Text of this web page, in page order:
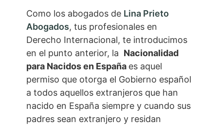
Como los abogados de Lina Prieto
Abogados, tus profesionales en
Derecho Internacional, te introducimos
en el punto anterior, la Nacionalidad
para Nacidos en España es aquel
permiso que otorga el Gobierno español
a todos aquellos extranjeros que han
nacido en España siempre y cuando sus
padres sean extranjero y residan